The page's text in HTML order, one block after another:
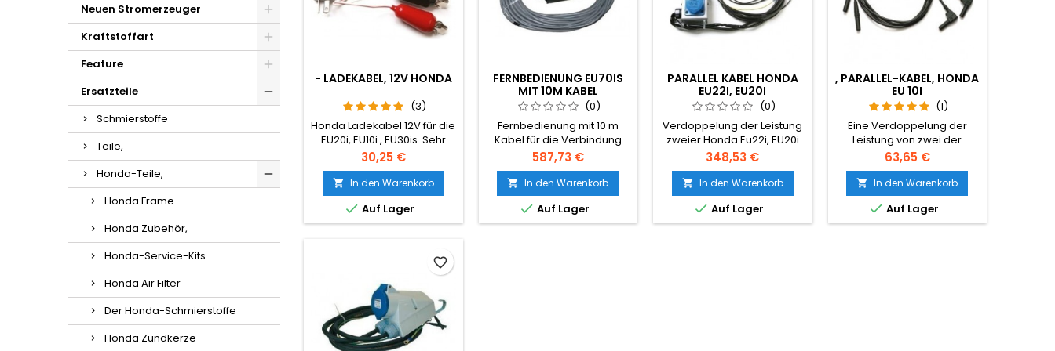
Neuen Stromerzeuger
Kraftstoffart
Feature
Ersatzteile
Schmierstoffe
Teile,
Honda-Teile,
Honda Frame
Honda Zubehör,
Honda-Service-Kits
Honda Air Filter
Der Honda-Schmierstoffe
Honda Zündkerze
- LADEKABEL, 12V HONDA
(3)
Honda Ladekabel 12V für die
EU20i, EU10i , EU30is. Sehr
praktisch für das Auto, die
Batterie zu laden.
Preis
30,25 €
 In den Warenkorb
 Auf Lager
FERNBEDIENUNG EU70IS
MIT 10M KABEL
(0)
Fernbedienung mit 10 m
Kabel für die Verbindung
zum EU70is.
Preis
587,73 €
 In den Warenkorb
 Auf Lager
PARALLEL KABEL HONDA
EU22I, EU20I
(0)
Verdoppelung der Leistung
zweier Honda Eu22i, EU20i
verknüpft werden mit dieser
neuen Honda parallel-
Kabel. Immer kaufen Sie
einen Original-Honda-
Kabel, wegen der Garantie.
Preis
348,53 €
 In den Warenkorb
 Auf Lager
, PARALLEL-KABEL, HONDA
EU 10I
(1)
Eine Verdoppelung der
Leistung von zwei der
Honda EU10i, und verbinden
Sie es mit dieser neuen
Honda parallel-Kabel.
Kaufen origenele Honda
Kabel, wegen der Garantie.
Preis
63,65 €
 In den Warenkorb
 Auf Lager
favorite_border